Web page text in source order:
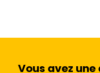
Vous avez